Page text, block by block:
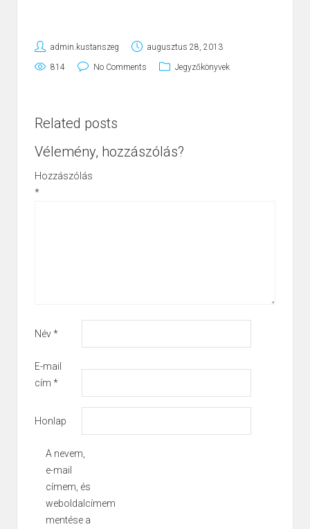
admin.kustanszeg augusztus 28, 2013
814 No Comments Jegyzőkönyvek
Related posts
Vélemény, hozzászólás?
Hozzászólás
*
Név*
E-mail
cím *
Honlap
A nevem,
e-mail
címem, és
weboldalcímem
mentése a